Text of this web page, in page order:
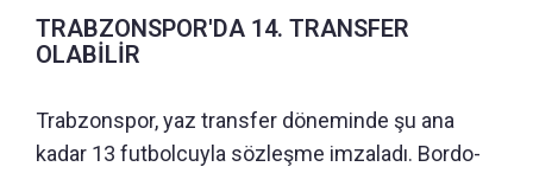
TRABZONSPOR'DA 14. TRANSFER
OLABİLİR
Trabzonspor, yaz transfer döneminde şu ana
kadar 13 futbolcuyla sözleşme imzaladı. Bordo-